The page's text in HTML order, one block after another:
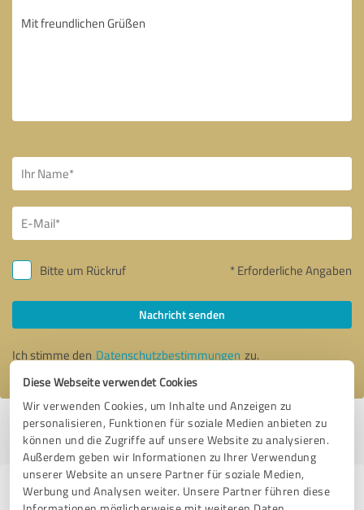
Diese Webseite verwendet Cookies
Wir verwenden Cookies, um Inhalte und Anzeigen zu
personalisieren, Funktionen für soziale Medien anbieten zu
können und die Zugriffe auf unsere Website zu analysieren.
Außerdem geben wir Informationen zu Ihrer Verwendung
unserer Website an unsere Partner für soziale Medien,
Werbung und Analysen weiter. Unsere Partner führen diese
Bitte um Rückruf * Erforderliche Angaben
Nachricht senden
Ich stimme den Datenschutzbestimmungen zu.
Profil aktiv seit 08.04.2020 |Letzte Aktualisierung: 08.04.2020|Profil
melden
Erfahrungen zu weiteren